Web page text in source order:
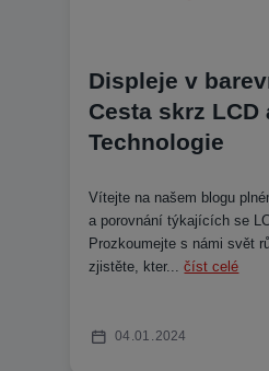
04 01 2024
Displeje v
Cesta skrz LCD
Technologie
Vítejte na našem blogu
a porovnání týkajících se
Prozkoumejte s námi svět
zjistěte, kter...číst celé